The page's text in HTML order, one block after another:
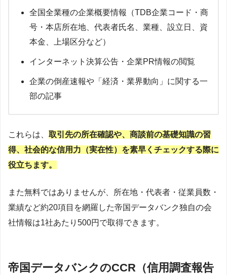
全国全業種の企業概要情報（TDB企業コード・商
号・本店所在地、代表者氏名、業種、設立日、資
本金、上場区分など）
インターネット決算公告・企業PR情報の閲覧
企業の倒産速報や「経済・業界動向」に関する一
部の記事
これらは、 取引先の所在確認や、商談前の基礎知識の習
得、社会的な信用力（実在性）を素早くチェックする際に
役立ちます。
また無料ではありませんが、所在地・代表者・従業員数・
業績など約20項目を網羅した帝国データバンク独自の会
社情報は1社あたり500円で取得できます。
帝国データバンクのCCR（信用調査報告